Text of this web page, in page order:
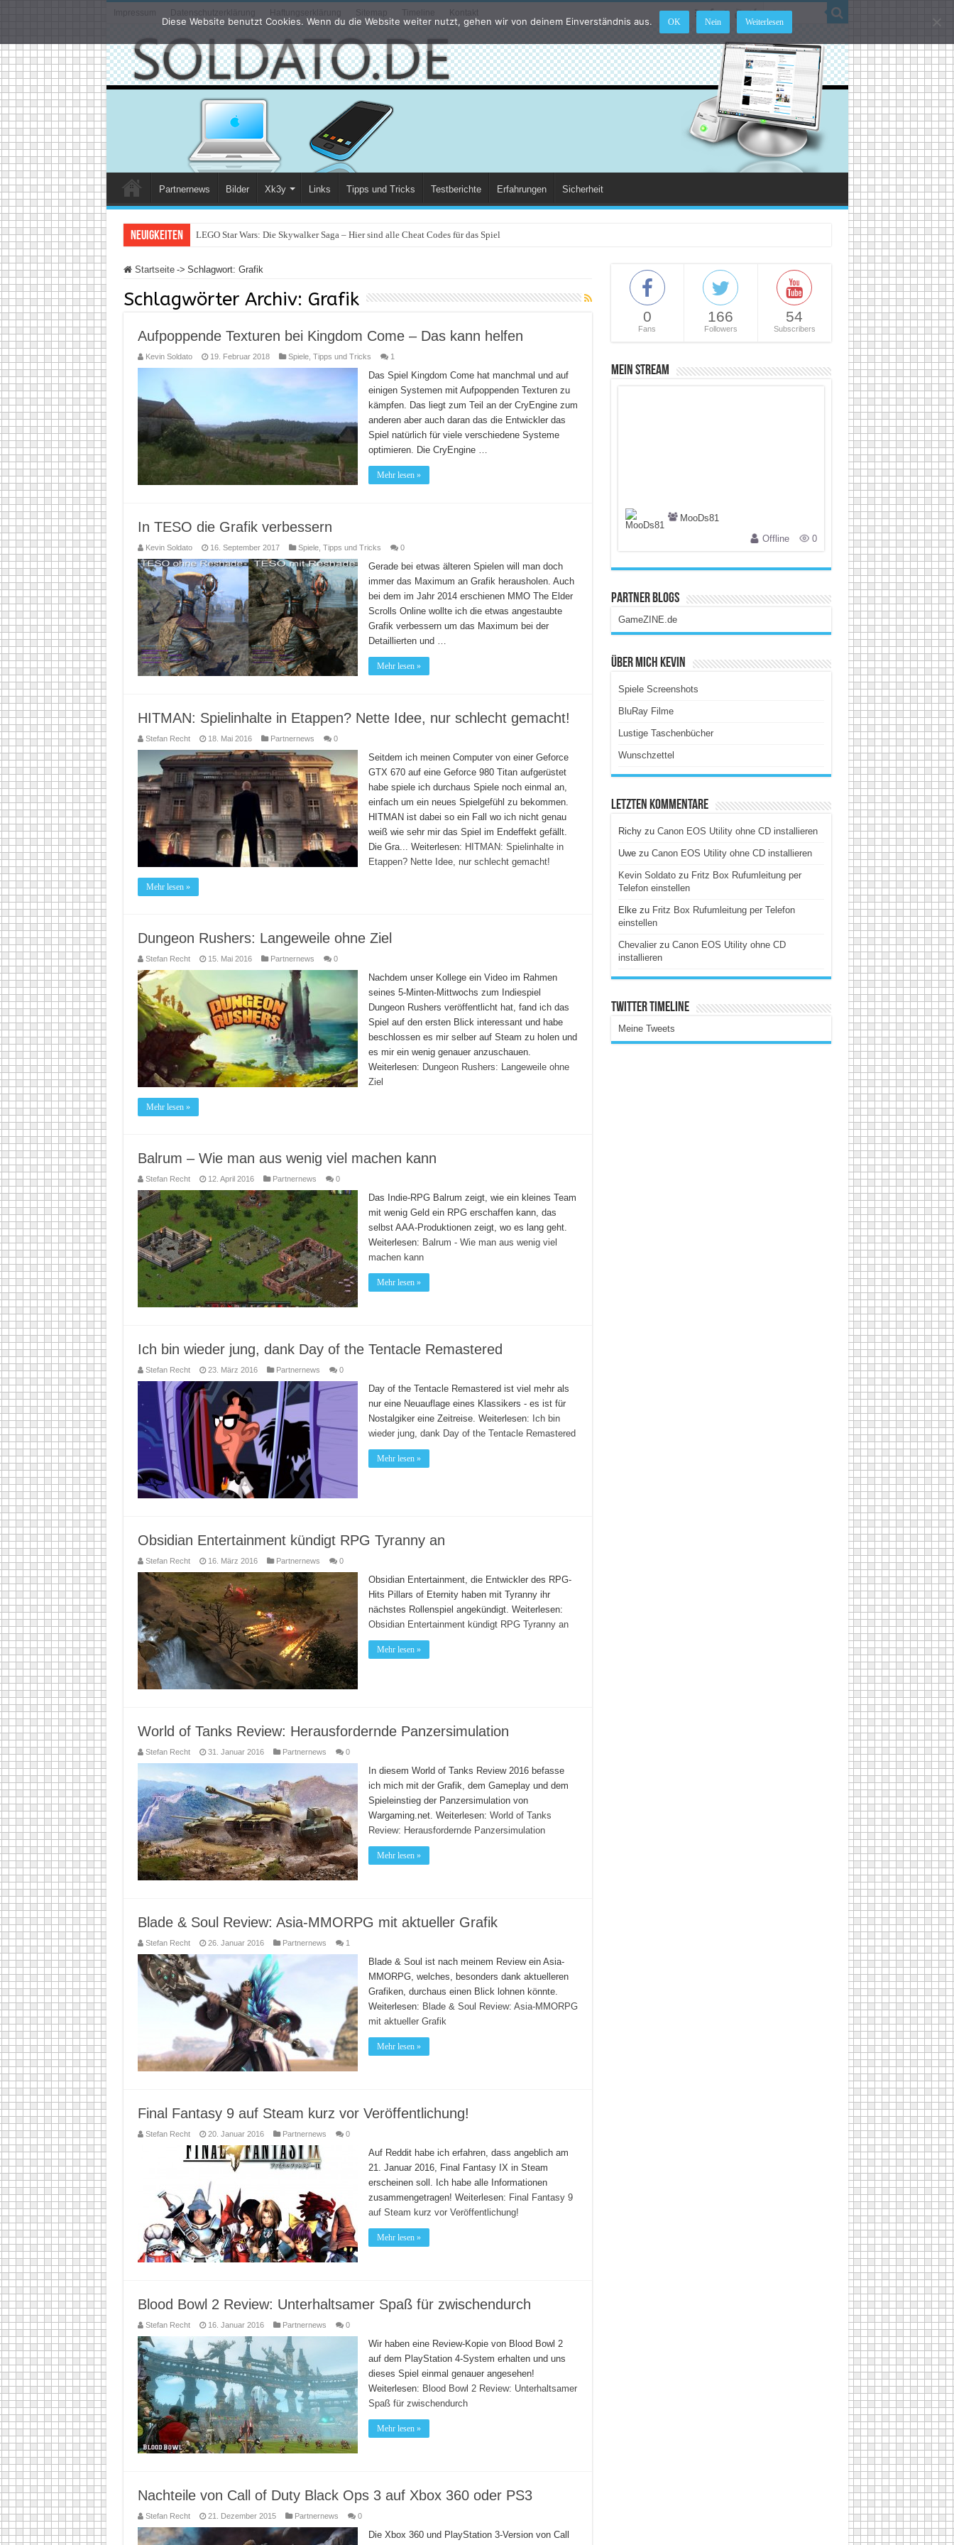
Impressum Datenschutzerklärung Haftungserklärung Sitemap Timeline Kontakt
Partnernews Bilder Xk3y Links Tipps und Tricks Testberichte Erfahrungen Sicherheit
Neuigkeiten LEGO Star Wars: Die Skywalker Saga – Hier sind alle Cheat Codes für das Spiel
Startseite -> Schlagwort: Grafik
Schlagwörter Archiv: Grafik
Aufpoppende Texturen bei Kingdom Come – Das kann helfen
Kevin Soldato 19. Februar 2018 Spiele, Tipps und Tricks 1
Das Spiel Kingdom Come hat manchmal und auf
einigen Systemen mit Aufpoppenden Texturen zu
kämpfen. Das liegt zum Teil an der CryEngine zum
anderen aber auch daran das die Entwickler das
Spiel natürlich für viele verschiedene Systeme
optimieren. Die CryEngine …
Mehr lesen »
In TESO die Grafik verbessern
Kevin Soldato 16. September 2017 Spiele, Tipps und Tricks 0
Gerade bei etwas älteren Spielen will man doch
immer das Maximum an Grafik herausholen. Auch
bei dem im Jahr 2014 erschienen MMO The Elder
Scrolls Online wollte ich die etwas angestaubte
Grafik verbessern um das Maximum bei der
Detaillierten und …
Mehr lesen »
HITMAN: Spielinhalte in Etappen? Nette Idee, nur schlecht gemacht!
Stefan Recht 18. Mai 2016 Partnernews 0
Seitdem ich meinen Computer von einer Geforce
GTX 670 auf eine Geforce 980 Titan aufgerüstet
habe spiele ich durchaus Spiele noch einmal an,
einfach um ein neues Spielgefühl zu bekommen.
HITMAN ist dabei so ein Fall wo ich nicht genau
weiß wie sehr mir das Spiel im Endeffekt gefällt.
Die Gra... Weiterlesen: HITMAN: Spielinhalte in
Etappen? Nette Idee, nur schlecht gemacht!
Mehr lesen »
Dungeon Rushers: Langeweile ohne Ziel
Stefan Recht 15. Mai 2016 Partnernews 0
Nachdem unser Kollege ein Video im Rahmen
seines 5-Minten-Mittwochs zum Indiespiel
Dungeon Rushers veröffentlicht hat, fand ich das
Spiel auf den ersten Blick interessant und habe
beschlossen es mir selber auf Steam zu holen und
es mir ein wenig genauer anzuschauen.
Weiterlesen: Dungeon Rushers: Langeweile ohne
Ziel
Mehr lesen »
Balrum – Wie man aus wenig viel machen kann
Stefan Recht 12. April 2016 Partnernews 0
Das Indie-RPG Balrum zeigt, wie ein kleines Team
mit wenig Geld ein RPG erschaffen kann, das
selbst AAA-Produktionen zeigt, wo es lang geht.
Weiterlesen: Balrum - Wie man aus wenig viel
machen kann
Mehr lesen »
Ich bin wieder jung, dank Day of the Tentacle Remastered
Stefan Recht 23. März 2016 Partnernews 0
Day of the Tentacle Remastered ist viel mehr als
nur eine Neuauflage eines Klassikers - es ist für
Nostalgiker eine Zeitreise. Weiterlesen: Ich bin
wieder jung, dank Day of the Tentacle Remastered
Mehr lesen »
Obsidian Entertainment kündigt RPG Tyranny an
Stefan Recht 16. März 2016 Partnernews 0
Obsidian Entertainment, die Entwickler des RPG-
Hits Pillars of Eternity haben mit Tyranny ihr
nächstes Rollenspiel angekündigt. Weiterlesen:
Obsidian Entertainment kündigt RPG Tyranny an
Mehr lesen »
World of Tanks Review: Herausfordernde Panzersimulation
Stefan Recht 31. Januar 2016 Partnernews 0
In diesem World of Tanks Review 2016 befasse
ich mich mit der Grafik, dem Gameplay und dem
Spieleinstieg der Panzersimulation von
Wargaming.net. Weiterlesen: World of Tanks
Review: Herausfordernde Panzersimulation
Mehr lesen »
Blade & Soul Review: Asia-MMORPG mit aktueller Grafik
Stefan Recht 26. Januar 2016 Partnernews 1
Blade & Soul ist nach meinem Review ein Asia-
MMORPG, welches, besonders dank aktuelleren
Grafiken, durchaus einen Blick lohnen könnte.
Weiterlesen: Blade & Soul Review: Asia-MMORPG
mit aktueller Grafik
Mehr lesen »
Final Fantasy 9 auf Steam kurz vor Veröffentlichung!
Stefan Recht 20. Januar 2016 Partnernews 0
Auf Reddit habe ich erfahren, dass angeblich am
21. Januar 2016, Final Fantasy IX in Steam
erscheinen soll. Ich habe alle Informationen
zusammengetragen! Weiterlesen: Final Fantasy 9
auf Steam kurz vor Veröffentlichung!
Mehr lesen »
Blood Bowl 2 Review: Unterhaltsamer Spaß für zwischendurch
Stefan Recht 16. Januar 2016 Partnernews 0
Wir haben eine Review-Kopie von Blood Bowl 2
auf dem PlayStation 4-System erhalten und uns
dieses Spiel einmal genauer angesehen!
Weiterlesen: Blood Bowl 2 Review: Unterhaltsamer
Spaß für zwischendurch
Mehr lesen »
Nachteile von Call of Duty Black Ops 3 auf Xbox 360 oder PS3
Stefan Recht 21. Dezember 2015 Partnernews 0
Die Xbox 360 und PlayStation 3-Version von Call
0
Fans
166
Followers
54
Subscribers
Mein Stream
MooDs81
Offline
0
Partner Blogs
GameZINE.de
Über Mich Kevin
Spiele Screenshots
BluRay Filme
Lustige Taschenbücher
Wunschzettel
Letzten Kommentare
Richyzu Canon EOS Utility ohne CD installieren
Uwezu Canon EOS Utility ohne CD installieren
Kevin Soldatozu Fritz Box Rufumleitung per
Telefon einstellen
Elkezu Fritz Box Rufumleitung per Telefon
einstellen
Chevalierzu Canon EOS Utility ohne CD
installieren
Twitter Timeline
Meine Tweets
Diese Website benutzt Cookies. Wenn du die Website weiter nutzt, gehen wir von deinem Einverständnis aus. OK Nein Weiterlesen